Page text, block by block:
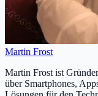
Martin Frost
Martin Frost ist
über Smartphones,